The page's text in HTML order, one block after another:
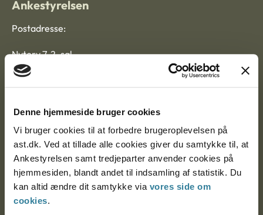
Denne hjemmeside bruger cookies
Vi bruger cookies til at forbedre brugeroplevelsen på
ast.dk. Ved at tillade alle cookies giver du samtykke til, at
Ankestyrelsen samt tredjeparter anvender cookies på
hjemmesiden, blandt andet til indsamling af statistik. Du
kan altid ændre dit samtykke via vores side om
cookies.
Ankestyrelsen
Postadresse:
Nytorv 7, 2. sal
9000 Aalborg
Ankestyrelsen Aalborg
Ankestyrelsen København
EAN: 57 98 000 35 48 21
CVR: 1007 4002